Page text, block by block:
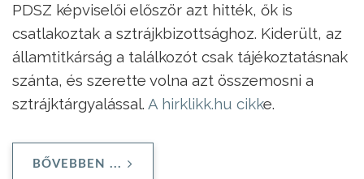
PDSZ képviselői először azt hitték, ők is
csatlakoztak a sztrájkbizottsághoz. Kiderült, az
államtitkárság a találkozót csak tájékoztatásnak
szánta, és szerette volna azt összemosni a
sztrájktárgyalással. A hirklikk.hu cikke.
BŐVEBBEN ...